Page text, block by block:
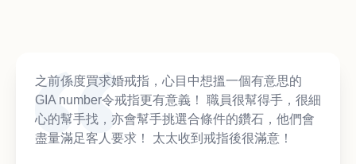
之前係度買求婚戒指，心目中想搵一個有意思的
GIA number令戒指更有意義！ 職員很幫得手，很細
心的幫手找，亦會幫手挑選合條件的鑽石，他們會
盡量滿足客人要求！ 太太收到戒指後很滿意！